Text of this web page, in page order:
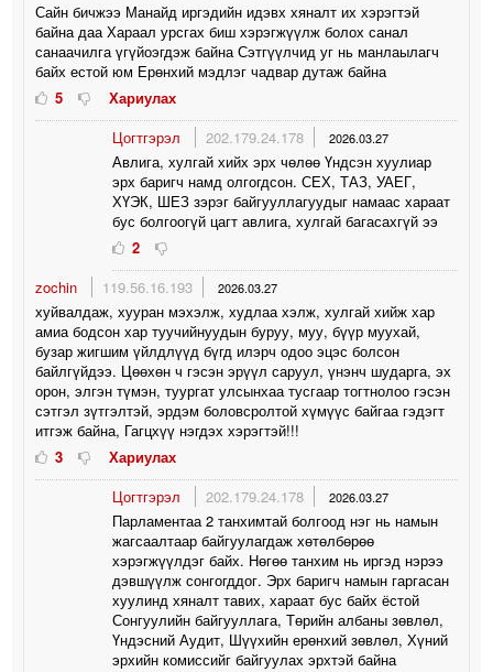
Сайн бичжээ Манайд иргэдийн идэвх хяналт их хэрэгтэй
байна даа Хараал урсгах биш хэрэгжүүлж болох санал
санаачилга үгүйоэгдэж байна Сэтгүүлчид уг нь манлаылагч
байх естой юм Ерөнхий мэдлэг чадвар дутаж байна
5
Хариулах
Цогтгэрэл
202.179.24.178 2026.03.27
Авлига, хулгай хийх эрх чөлөө Үндсэн хуулиар
эрх баригч намд олгогдсон. СЕХ, ТАЗ, УАЕГ,
ХҮЭК, ШЕЗ зэрэг байгууллагуудыг намаас хараат
бус болгоогүй цагт авлига, хулгай багасахгүй ээ
2
zochin
119.56.16.193 2026.03.27
хуйвалдаж, хууран мэхэлж, худлаа хэлж, хулгай хийж хар
амиа бодсон хар туучийнуудын буруу, муу, бүүр муухай,
бузар жигшим үйлдлүүд бүгд илэрч одоо эцэс болсон
байлгүйдээ. Цөөхөн ч гэсэн эрүүл саруул, үнэнч шударга, эх
орон, элгэн түмэн, туургат улсынхаа тусгаар тогтнолоо гэсэн
сэтгэл зүтгэлтэй, эрдэм боловсролтой хүмүүс байгаа гэдэгт
итгэж байна, Гагцхүү нэгдэх хэрэгтэй!!!
3
Хариулах
Цогтгэрэл
202.179.24.178 2026.03.27
Парламентаа 2 танхимтай болгоод нэг нь намын
жагсаалтаар байгуулагдаж хөтөлбөрөө
хэрэгжүүлдэг байх. Нөгөө танхим нь иргэд нэрээ
дэвшүүлж сонгогддог. Эрх баригч намын гаргасан
хуулинд хяналт тавих, хараат бус байх ёстой
Сонгуулийн байгууллага, Төрийн албаны зөвлөл,
Үндэсний Аудит, Шүүхийн ерөнхий зөвлөл, Хүний
эрхийн комиссийг байгуулах эрхтэй байна